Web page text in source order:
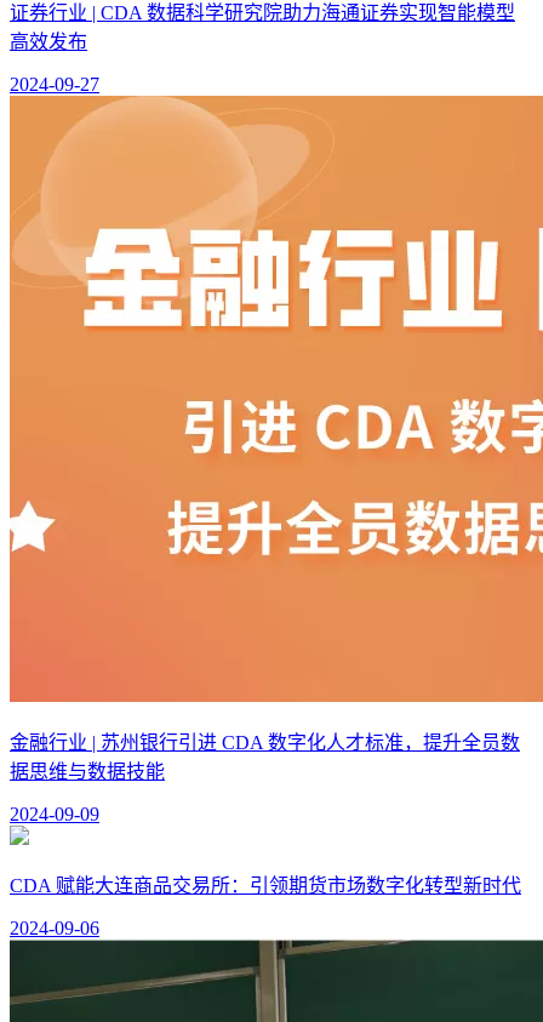
证券行业 | CDA 数据科学研究院助力海通证券实现智能模型
高效发布
2024-09-27
金融行业 | 苏州银行引进 CDA 数字化人才标准，提升全员数
据思维与数据技能
2024-09-09
CDA 赋能大连商品交易所：引领期货市场数字化转型新时代
2024-09-06